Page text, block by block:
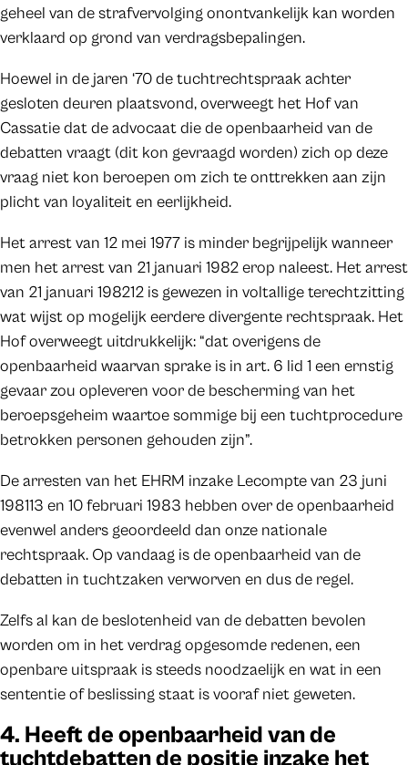
geheel van de strafvervolging onontvankelijk kan worden
verklaard op grond van verdragsbepalingen.
Hoewel in de jaren ‘70 de tuchtrechtspraak achter
gesloten deuren plaatsvond, overweegt het Hof van
Cassatie dat de advocaat die de openbaarheid van de
debatten vraagt (dit kon gevraagd worden) zich op deze
vraag niet kon beroepen om zich te onttrekken aan zijn
plicht van loyaliteit en eerlijkheid.
Het arrest van 12 mei 1977 is minder begrijpelijk wanneer
men het arrest van 21 januari 1982 erop naleest. Het arrest
van 21 januari 198212 is gewezen in voltallige terechtzitting
wat wijst op mogelijk eerdere divergente rechtspraak. Het
Hof overweegt uitdrukkelijk: “dat overigens de
openbaarheid waarvan sprake is in art. 6 lid 1 een ernstig
gevaar zou opleveren voor de bescherming van het
beroepsgeheim waartoe sommige bij een tuchtprocedure
betrokken personen gehouden zijn”.
De arresten van het EHRM inzake Lecompte van 23 juni
198113 en 10 februari 1983 hebben over de openbaarheid
evenwel anders geoordeeld dan onze nationale
rechtspraak. Op vandaag is de openbaarheid van de
debatten in tuchtzaken verworven en dus de regel.
Zelfs al kan de beslotenheid van de debatten bevolen
worden om in het verdrag opgesomde redenen, een
openbare uitspraak is steeds noodzaelijk en wat in een
sententie of beslissing staat is vooraf niet geweten.
4. Heeft de openbaarheid van de
tuchtdebatten de positie inzake het